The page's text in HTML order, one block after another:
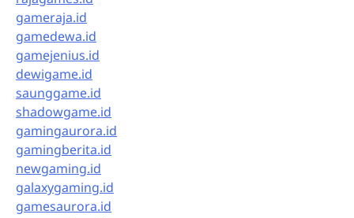
gameraja.id
gamedewa.id
gamejenius.id
dewigame.id
saunggame.id
shadowgame.id
gamingaurora.id
gamingberita.id
newgaming.id
galaxygaming.id
gamesaurora.id